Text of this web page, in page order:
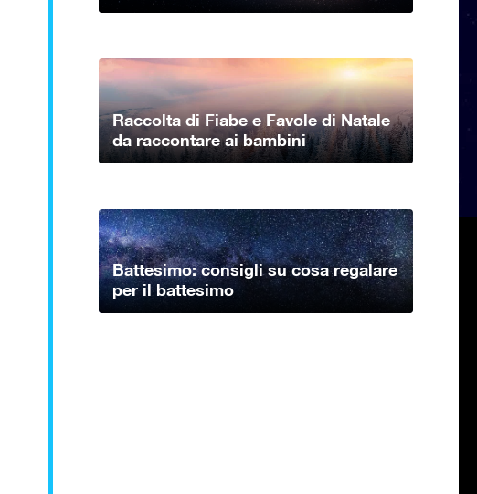
Raccolta di Fiabe e Favole di Natale
da raccontare ai bambini
Battesimo: consigli su cosa regalare
per il battesimo